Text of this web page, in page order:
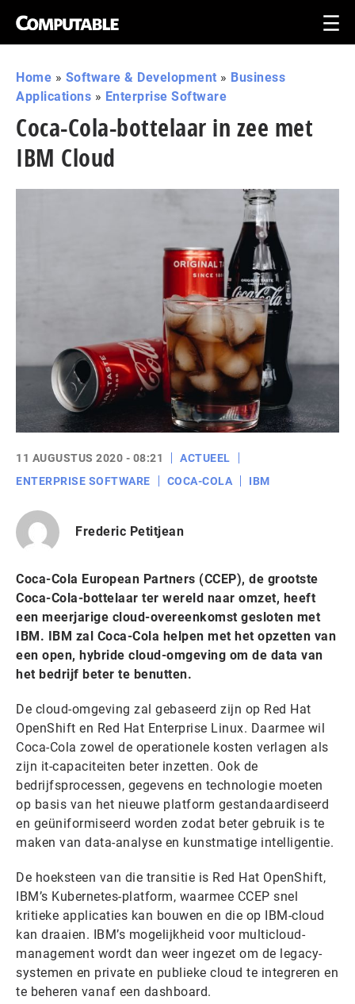
Home » Software & Development » Business
Applications » Enterprise Software
Coca-Cola-bottelaar in zee met
IBM Cloud
11 AUGUSTUS 2020 - 08:21
ACTUEEL
ENTERPRISE SOFTWARE
COCA-COLA IBM
Frederic Petitjean
Coca-Cola European Partners (CCEP), de grootste
Coca-Cola-bottelaar ter wereld naar omzet, heeft
een meerjarige cloud-overeenkomst gesloten met
IBM. IBM zal Coca-Cola helpen met het opzetten van
een open, hybride cloud-omgeving om de data van
het bedrijf beter te benutten.
De cloud-omgeving zal gebaseerd zijn op Red Hat
OpenShift en Red Hat Enterprise Linux. Daarmee wil
Coca-Cola zowel de operationele kosten verlagen als
zijn it-capaciteiten beter inzetten. Ook de
bedrijfsprocessen, gegevens en technologie moeten
op basis van het nieuwe platform gestandaardiseerd
en geüniformiseerd worden zodat beter gebruik is te
maken van data-analyse en kunstmatige intelligentie.
De hoeksteen van die transitie is Red Hat OpenShift,
IBM’s Kubernetes-platform, waarmee CCEP snel
kritieke applicaties kan bouwen en die op IBM-cloud
kan draaien. IBM’s mogelijkheid voor multicloud-
management wordt dan weer ingezet om de legacy-
systemen en private en publieke cloud te integreren en
te beheren vanaf een dashboard.